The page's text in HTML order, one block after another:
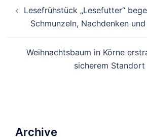
Navigation
Lesefrühstück „Lesefutter“
Schmunzeln, Nachdenken
Weihnachtsbaum in Körne
sicherem Standort
Archive